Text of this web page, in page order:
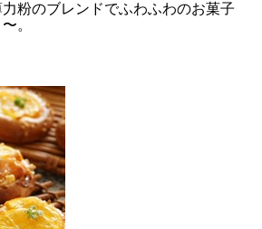
粉のブレンドでふわふわのお菓子
。